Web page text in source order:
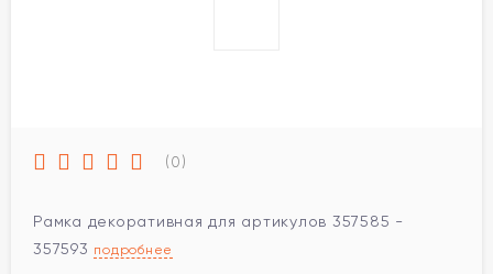
(0)
Рамка декоративная для артикулов 357585 -
357593 подробнее